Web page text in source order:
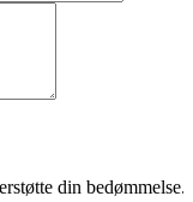
din bedømmelse.